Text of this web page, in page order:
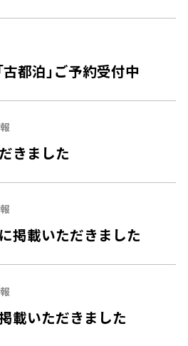
都泊」ご予約受付中
きました
掲載いただきました
載いただきました